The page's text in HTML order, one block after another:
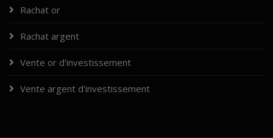
Rachat or
Rachat argent
Vente or d'investissement
Vente argent d'investissement